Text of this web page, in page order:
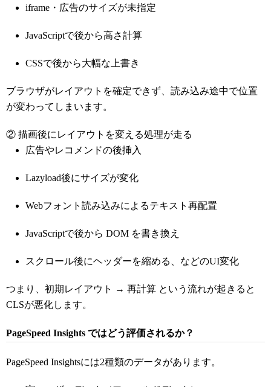
iframe・広告のサイズが未指定
JavaScriptで後から高さ計算
CSSで後から大幅な上書き
ブラウザがレイアウトを確定できず、読み込み途中で位置
が変わってしまいます。
② 描画後にレイアウトを変える処理が走る
広告やレコメンドの後挿入
Lazyload後にサイズが変化
Webフォント読み込みによるテキスト再配置
JavaScriptで後から DOM を書き換え
スクロール後にヘッダーを縮める、などのUI変化
つまり、初期レイアウト → 再計算 という流れが起きると
CLSが悪化します。
PageSpeed Insights ではどう評価されるか？
PageSpeed Insightsには2種類のデータがあります。